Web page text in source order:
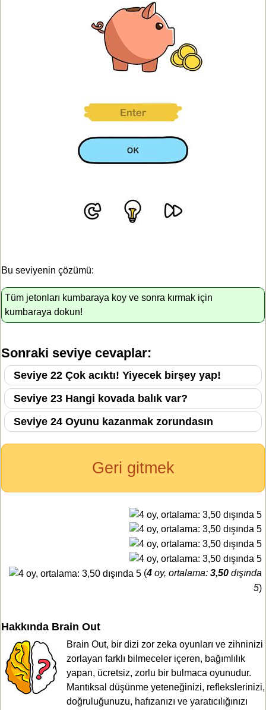
Bu seviyenin çözümü:
Tüm jetonları kumbaraya koy ve sonra kırmak için
kumbaraya dokun!
Sonraki seviye cevaplar:
Seviye 22 Çok acıktı! Yiyecek birşey yap!
Seviye 23 Hangi kovada balık var?
Seviye 24 Oyunu kazanmak zorundasın
Geri gitmek
(4 oy, ortalama: 3,50 dışında
5)
Hakkında Brain Out
Brain Out, bir dizi zor zeka oyunları ve zihninizi
zorlayan farklı bilmeceler içeren, bağımlılık
yapan, ücretsiz, zorlu bir bulmaca oyunudur.
Mantıksal düşünme yeteneğinizi, reflekslerinizi,
doğruluğunuzu, hafızanızı ve yaratıcılığınızı